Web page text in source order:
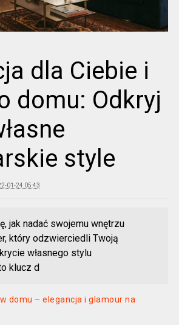
dla Ciebie i
domu: Odkryj
style
01-24 05:43
jak nadać swojemu wnętrzu
który odzwierciedli Twoją
własnego stylu
klucz d
domu – elegancja i glamour na